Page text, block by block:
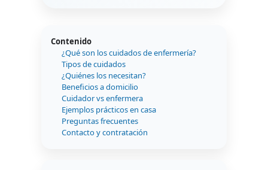
Contenido
¿Qué son los cuidados de enfermería?
Tipos de cuidados
¿Quiénes los necesitan?
Beneficios a domicilio
Cuidador vs enfermera
Ejemplos prácticos en casa
Preguntas frecuentes
Contacto y contratación